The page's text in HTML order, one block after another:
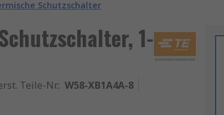
Schutzschalter
1-
Teile-Nr.: W58-XB1A4A-8